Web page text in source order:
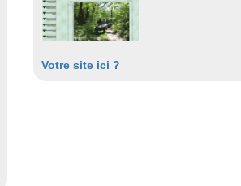
Votre site ici ?